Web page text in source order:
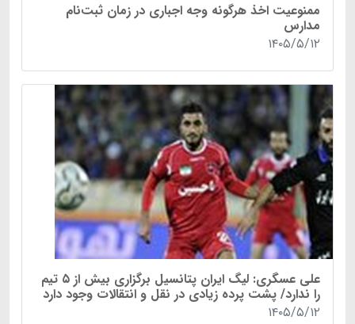
ممنوعیت اخذ هرگونه وجه اجباری در زمان ثبت‌نام
مدارس
۱۴۰۵/۵/۱۲
علی عسگری: لیگ ایران پتانسیل برگزاری بیش از ۵ تیم
را ندارد/ پشت پرده زیادی در نقل و انتقالات وجود دارد
۱۴۰۵/۵/۱۲